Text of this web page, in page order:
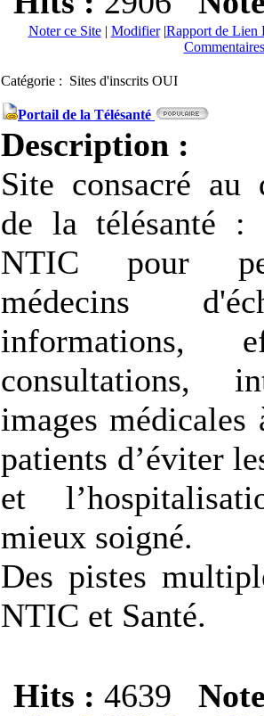
Noter ce Site| Modifier|Rapport de Lien
Catégorie : Sites d'inscrits OUI
Portail de la Télésanté
Description :
Site consacré au
de la télésanté :
NTIC pour
médecins
informations,
consultations,
images médicales
patients d’éviter
et
mieux soigné.
Des pistes
NTIC et Santé.
Hits : 4639